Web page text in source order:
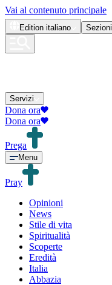
Vai al contenuto principale
Edition italiano Sezioni
Servizi
Dona ora
Dona ora
Prega
Menu
Pray
Opinioni
News
Stile di vita
Spiritualità
Scoperte
Eredità
Italia
Abbazia